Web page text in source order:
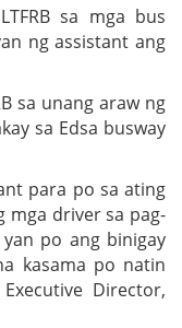
sa mga bus
ng assistant ang
sa unang araw ng
sa Edsa busway
para po sa ating
mga driver sa pag-
po ang binigay
kasama po natin
Director,